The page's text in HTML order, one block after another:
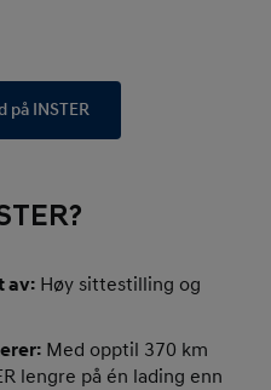
på INSTER
av: Høy sittestilling og
Med opptil 370 km
lengre på én lading enn